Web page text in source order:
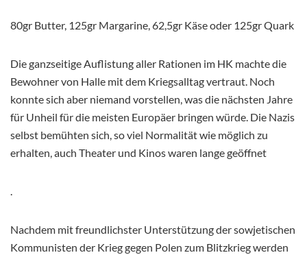
80gr Butter, 125gr Margarine, 62,5gr Käse oder 125gr Quark
Die ganzseitige Auflistung aller Rationen im HK machte die
Bewohner von Halle mit dem Kriegsalltag vertraut. Noch
konnte sich aber niemand vorstellen, was die nächsten Jahre
für Unheil für die meisten Europäer bringen würde. Die Nazis
selbst bemühten sich, so viel Normalität wie möglich zu
erhalten, auch Theater und Kinos waren lange geöffnet
Nachdem mit freundlichster Unterstützung der sowjetischen
Kommunisten der Krieg gegen Polen zum Blitzkrieg werden